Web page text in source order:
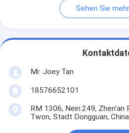
Sehen Sie
Mr. Joey Tan
18576652101
RM 1306, Nein.249, Zhen'an
Twon, Stadt Dongguan,